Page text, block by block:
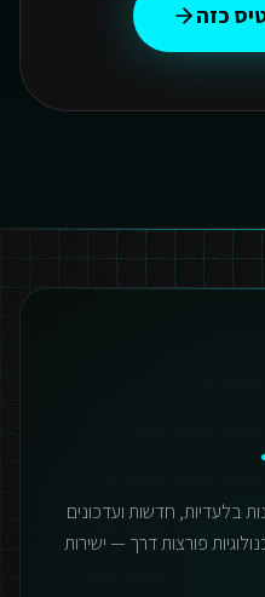
כזה
בלעדיות, חדשות ועדכונים
פורצות דרך — ישירות